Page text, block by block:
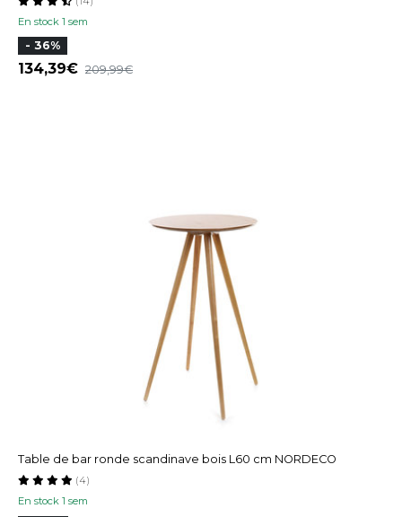
En stock 1 sem
- 36%
134,39 209,99
Table de bar ronde scandinave bois L60 cm NORDECO
En stock 1 sem
(4)